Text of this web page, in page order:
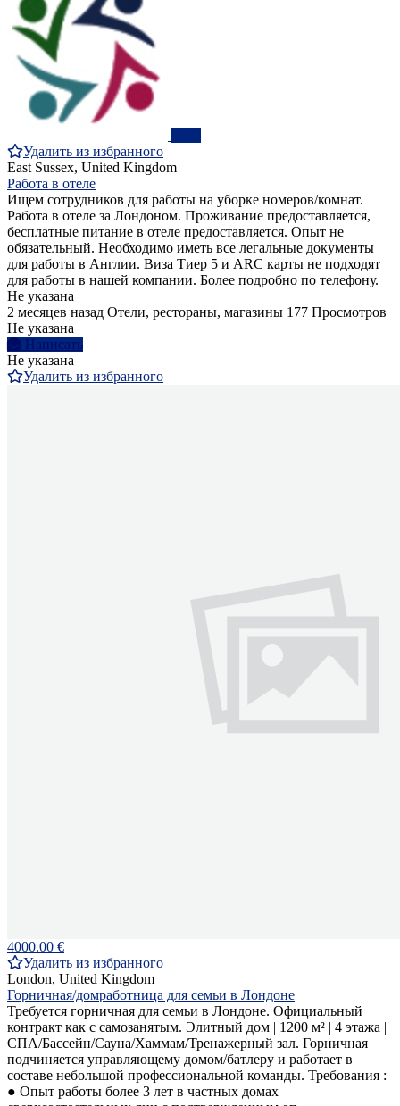
Удалить из избранного
East Sussex, United Kingdom
Работа в отеле
Ищем сотрудников для работы на уборке номеров/комнат.
Работа в отеле за Лондоном. Проживание предоставляется,
бесплатные питание в отеле предоставляется. Опыт не
обязательный. Необходимо иметь все легальные документы
для работы в Англии. Виза Тиер 5 и ARC карты не подходят
для работы в нашей компании. Более подробно по телефону.
Не указана
2 месяцев назад Отели, рестораны, магазины 177 Просмотров
Не указана
Написать
Не указана
Удалить из избранного
4000.00 €
Удалить из избранного
London, United Kingdom
Горничная/домработница для семьи в Лондоне
Требуется горничная для семьи в Лондоне. Официальный
контракт как с самозанятым. Элитный дом | 1200 м² | 4 этажа |
СПА/Бассейн/Сауна/Хаммам/Тренажерный зал. Горничная
подчиняется управляющему домом/батлеру и работает в
составе небольшой профессиональной команды. Требования :
● Опыт работы более 3 лет в частных домах